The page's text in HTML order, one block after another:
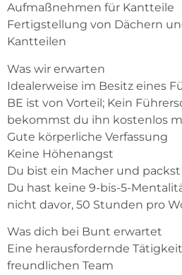
Aufmaßnehmen für Kantteile
Fertigstellung von Dächern
Kantteilen
Was wir erwarten
Idealerweise im Besitz eines
BE ist von Vorteil; Kein
bekommst du ihn kostenlos
Gute körperliche Verfassung
Keine Höhenangst
Du bist ein Macher und
Du hast keine 9-bis-5-
nicht davor, 50 Stunden pro
Was dich bei Bunt erwartet
Eine herausfordernde
freundlichen Team